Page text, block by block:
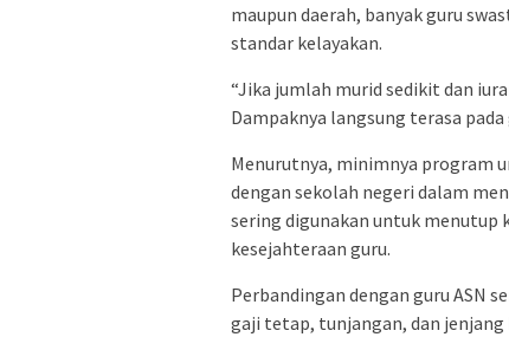
maupun daerah, banyak guru
standar kelayakan.
“Jika jumlah murid sedikit dan
Dampaknya langsung terasa pada
Menurutnya, minimnya program
dengan sekolah negeri dalam
sering digunakan untuk
kesejahteraan guru.
Perbandingan dengan guru ASN
gaji tetap, tunjangan, dan jenjang